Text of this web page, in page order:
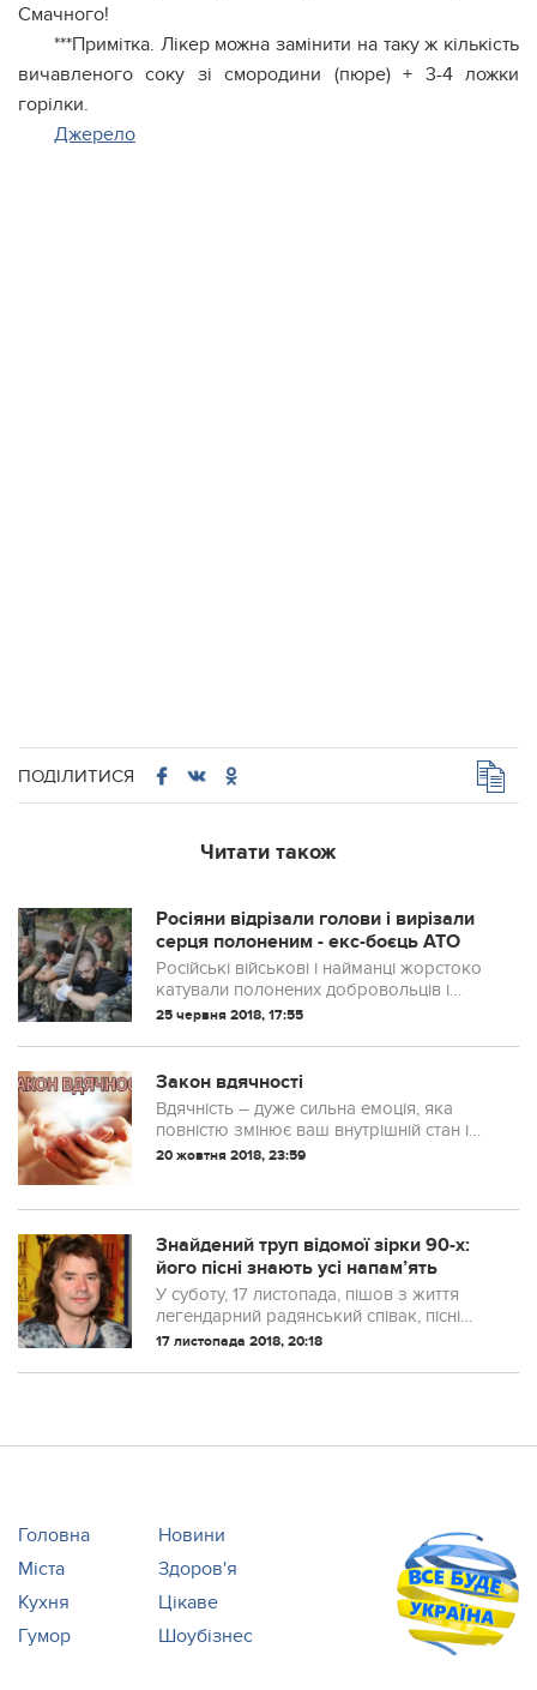
Смачного!
***Примітка. Лікер можна замінити на таку ж кількість
вичавленого соку зі смородини (пюре) + 3-4 ложки
горілки.
Джерело
ПОДІЛИТИСЯ
Читати також
Росіяни відрізали голови і вирізали
серця полоненим - екс-боєць АТО
Російські військові і найманці жорстоко
катували полонених добровольців і
бійців ЗСУ, відрізали їм голови, знімали
це повідомив екс-боєць батальй...
25 червня 2018, 17:55
Закон вдячності
Вдячність – дуже сильна емоція, яка
повністю змінює ваш внутрішній стан і
створює вібрації, що притягають у ваше
20 жовтня 2018, 23:59
Знайдений труп відомої зірки 90-х:
його пісні знають усі напам’ять
У суботу, 17 листопада, пішов з життя
легендарний радянський співак, пісні
якого знали всі
17 листопада 2018, 20:18
Головна
Новини
Міста
Здоров'я
Кухня
Цікаве
Гумор
Шоубізнес